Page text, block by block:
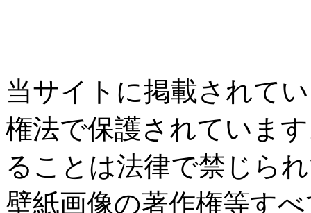
当サイトに掲載されて
権法で保護されていま
ることは法律で禁じら
壁紙画像の著作権等す